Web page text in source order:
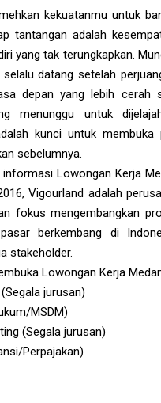
kekuatanmu untuk
tantangan adalah
yang tak terungkapkan.
datang setelah
depan yang lebih cerah
menunggu untuk
kunci untuk
sebelumnya.
Lowongan Kerja
Vigourland adalah
fokus mengembangkan
berkembang di
stakeholder.
Lowongan Kerja
jurusan)
MSDM)
(Segala jurusan)
Perpajakan)